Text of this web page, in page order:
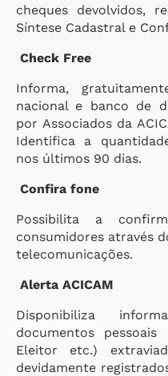
cheques devolvidos,
Síntese Cadastral e
Check Free
Informa,
nacional e banco de
por Associados da
Identifica a
nos últimos 90 dias.
Confira fone
Possibilita a
consumidores através
telecomunicações.
Alerta ACICAM
Disponibiliza
documentos
Eleitor etc.)
devidamente